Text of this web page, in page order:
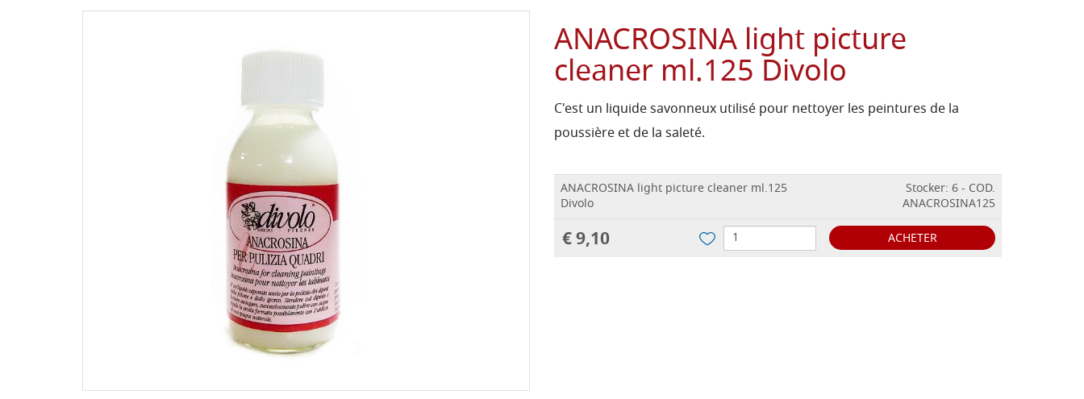
ANACROSINA light picture
cleaner ml.125 Divolo
C'est un liquide savonneux utilisé pour nettoyer les peintures de la
poussière et de la saleté.
ANACROSINA light picture cleaner ml.125
Divolo
Stocker: 6 - COD.
ANACROSINA125
€ 9,10 ACHETER